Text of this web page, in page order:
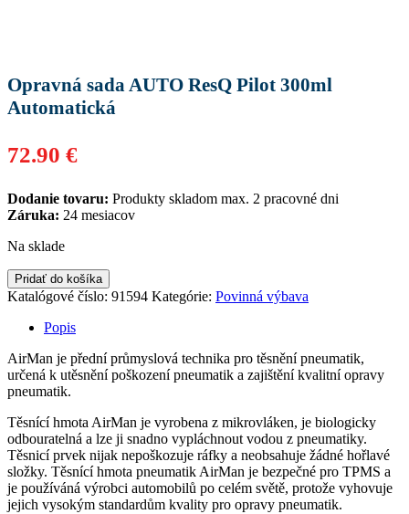
Opravná sada AUTO ResQ Pilot 300ml
Automatická
72.90 €
Dodanie tovaru: Produkty skladom max. 2 pracovné dni
Záruka: 24 mesiacov
Na sklade
Pridať do košíka
Katalógové číslo: 91594 Kategórie: Povinná výbava
Popis
AirMan je přední průmyslová technika pro těsnění pneumatik,
určená k utěsnění poškození pneumatik a zajištění kvalitní opravy
pneumatik.
Těsnící hmota AirMan je vyrobena z mikrovláken, je biologicky
odbouratelná a lze ji snadno vypláchnout vodou z pneumatiky.
Těsnicí prvek nijak nepoškozuje ráfky a neobsahuje žádné hořlavé
složky. Těsnící hmota pneumatik AirMan je bezpečné pro TPMS a
je používáná výrobci automobilů po celém světě, protože vyhovuje
jejich vysokým standardům kvality pro opravy pneumatik.